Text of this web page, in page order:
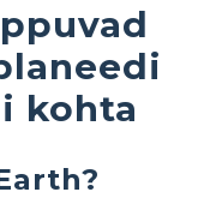
kohta